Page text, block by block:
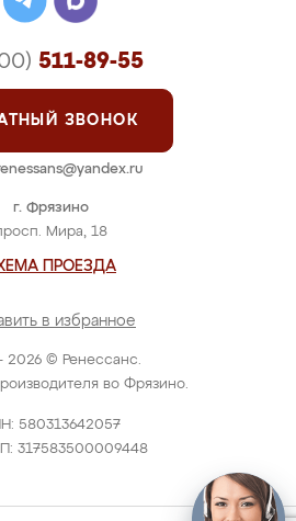
2026 © Ренессанс.
во Фрязино.
580313642057
317583500009448
г. Фрязино
Мира, 18
ПРОЕЗДА
в избранное
511-89-55
ЗВОНОК